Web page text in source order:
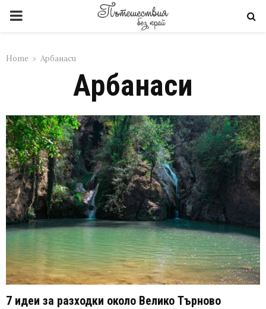
PRIMARY
Home Арбанаси
Арбанаси
7 идеи за разходки около Велико Търново